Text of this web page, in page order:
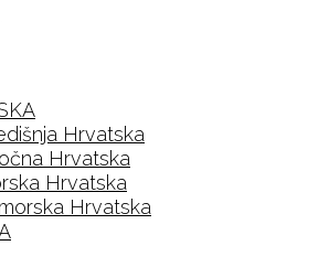
Hrvatska
Hrvatska
Hrvatska
Hrvatska